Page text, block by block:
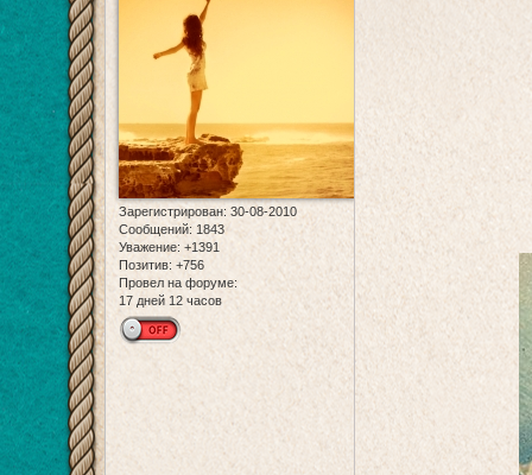
Зарегистрирован: 30-08-2010
Сообщений: 1843
Уважение: +1391
Позитив: +756
Провел на форуме:
17 дней 12 часов